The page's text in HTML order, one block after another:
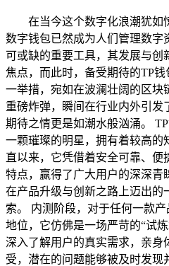
在当今这个数字化浪潮犹如
数字钱包已然成为人们管理数字
可或缺的重要工具，其发展与创
焦点，而此时，备受期待的TP
一举措，宛如在波澜壮阔的区块
重磅炸弹，瞬间在行业内外引发
期待之情更是如潮水般汹涌。
一颗璀璨的明星，拥有着较高的
直以来，它凭借着安全可靠、
特点，赢得了广大用户的深深青
在产品升级与创新之路上迈出的
索。 内测阶段，对于任何一款
地位，它仿佛是一场严苛的“试
深入了解用户的真实需求，亲身
受，潜在的问题能够被及时发现